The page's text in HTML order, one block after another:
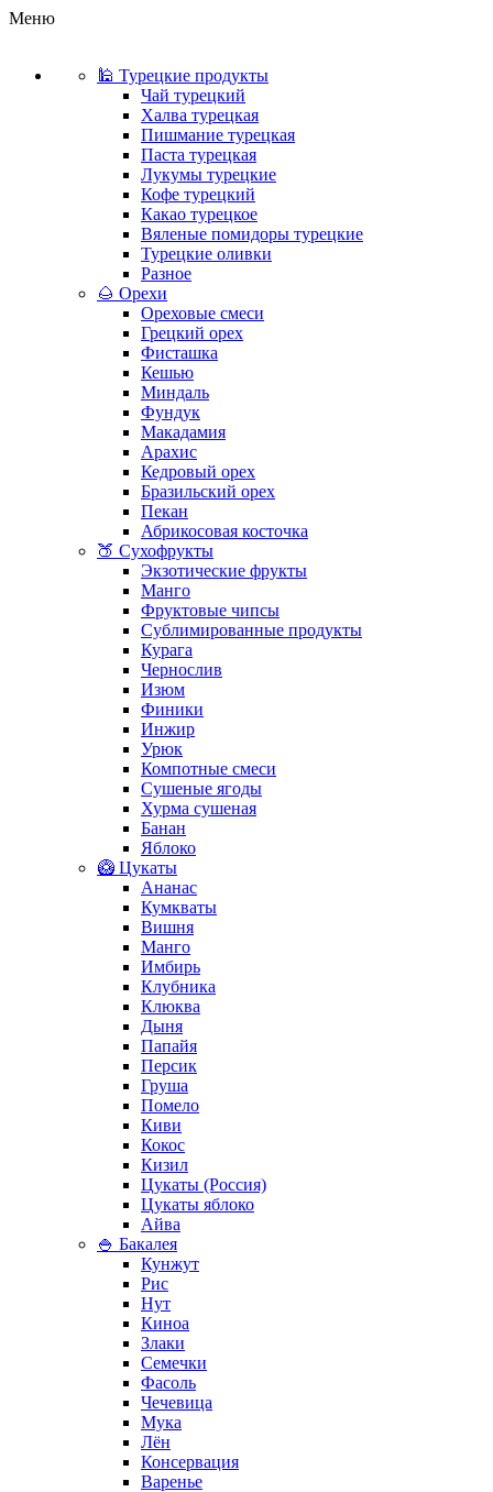
Меню
🕌 Турецкие продукты
Чай турецкий
Халва турецкая
Пишмание турецкая
Паста турецкая
Лукумы турецкие
Кофе турецкий
Какао турецкое
Вяленые помидоры турецкие
Турецкие оливки
Разное
🌰 Орехи
Ореховые смеси
Грецкий орех
Фисташка
Кешью
Миндаль
Фундук
Макадамия
Арахис
Кедровый орех
Бразильский орех
Пекан
Абрикосовая косточка
🍑 Сухофрукты
Экзотические фрукты
Манго
Фруктовые чипсы
Сублимированные продукты
Курага
Чернослив
Изюм
Финики
Инжир
Урюк
Компотные смеси
Сушеные ягоды
Хурма сушеная
Банан
Яблоко
🥝 Цукаты
Ананас
Кумкваты
Вишня
Манго
Имбирь
Клубника
Клюква
Дыня
Папайя
Персик
Груша
Помело
Киви
Кокос
Кизил
Цукаты (Россия)
Цукаты яблоко
Айва
🍚 Бакалея
Кунжут
Рис
Нут
Киноа
Злаки
Семечки
Фасоль
Чечевица
Мука
Лён
Консервация
Варенье